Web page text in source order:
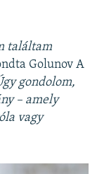
találtam
Golunov A
gondolom,
– amely
vagy